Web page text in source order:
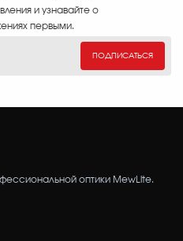
и узнавайте о
первыми.
ПОДПИСАТЬСЯ
оптики MewLite.